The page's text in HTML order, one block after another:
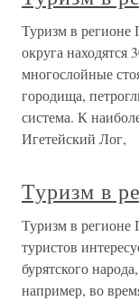
Туризм в регионе
округа находятся
многослойные
городища,
система. К
Игетейский Лог,
Туризм в
Туризм в регионе
туристов
бурятского
например, во